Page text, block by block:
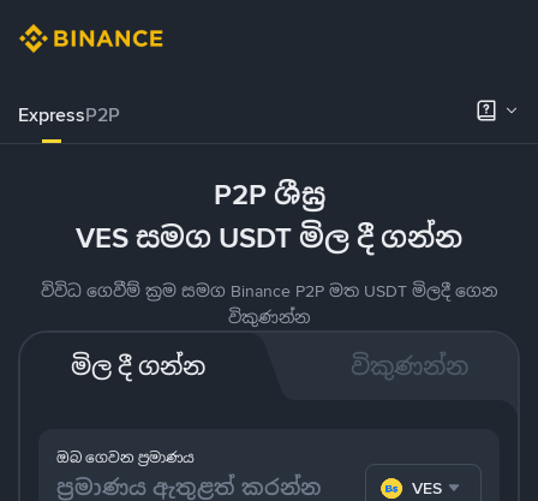
ExpressP2P
P2P ශීඝ්‍ර
VES සමග USDT මිල දී ගන්න
විවිධ ගෙවීම් ක්‍රම සමග Binance P2P මත USDT මිලදී ගෙන
විකුණන්න
මිල දී ගන්න විකුණන්න
ඔබ ගෙවන ප්‍රමාණය
VES